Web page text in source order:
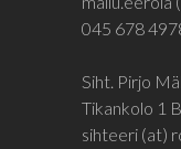
045 678
Siht. Pirjo
Tikankolo 1
sihteeri (at)